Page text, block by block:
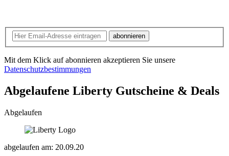
abonnieren
Mit dem Klick auf abonnieren akzeptieren Sie unsere
Datenschutzbestimmungen
Abgelaufene Liberty Gutscheine & Deals
Abgelaufen
abgelaufen am: 20.09.20